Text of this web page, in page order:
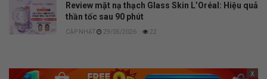
Review mặt nạ thạch Glass Skin L’Oréal: Hiệu quả
thần tốc sau 90 phút
29/05/2026 22
x